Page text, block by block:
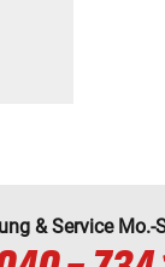
& Service Mo.-